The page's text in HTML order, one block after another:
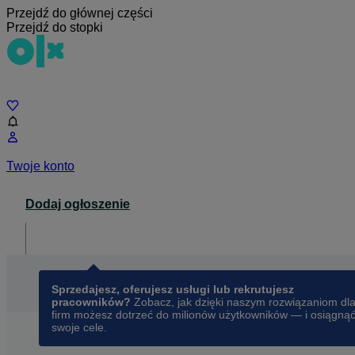
Przejdź do głównej części
Przejdź do stopki
Twoje konto
Dodaj ogłoszenie
Sprzedajesz, oferujesz usługi lub rekrutujesz
pracowników? Zobacz, jak dzięki naszym rozwiązaniom dla
firm możesz dotrzeć do milionów użytkowników — i osiągnąć
swoje cele.